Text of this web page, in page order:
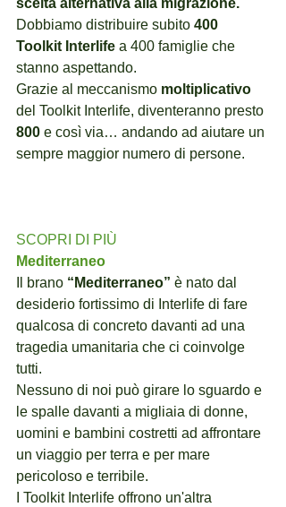
scelta alternativa alla migrazione.
Dobbiamo distribuire subito 400
Toolkit Interlife a 400 famiglie che
stanno aspettando.
Grazie al meccanismo moltiplicativo
del Toolkit Interlife, diventeranno presto
800 e così via… andando ad aiutare un
sempre maggior numero di persone.
SCOPRI DI PIÙ
Mediterraneo
Il brano “Mediterraneo” è nato dal
desiderio fortissimo di Interlife di fare
qualcosa di concreto davanti ad una
tragedia umanitaria che ci coinvolge
tutti.
Nessuno di noi può girare lo sguardo e
le spalle davanti a migliaia di donne,
uomini e bambini costretti ad affrontare
un viaggio per terra e per mare
pericoloso e terribile.
I Toolkit Interlife offrono un'altra